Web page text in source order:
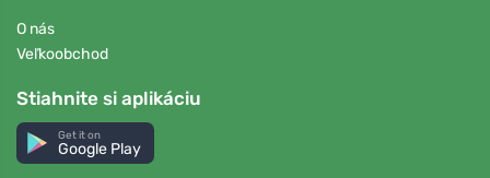
O nás
Veľkoobchod
Stiahnite si aplikáciu
Get it on
Google Play